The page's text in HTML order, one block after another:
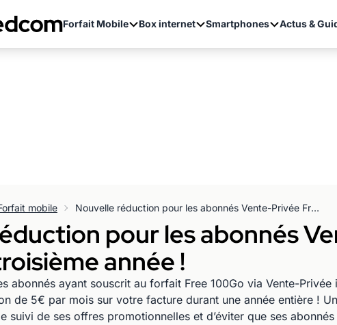
Forfait Mobile Box internet Smartphones Actus &
mobile Nouvelle réduction pour les abonnés Vente-Privée Free Mobile pour leur troisième année !
pour les abonnés
année !
abonnés ayant souscrit au forfait Free 100Go via Vente-
de 5€ par mois sur votre facture durant une année entière !
suivi de ses offres promotionnelles et d’éviter que ses